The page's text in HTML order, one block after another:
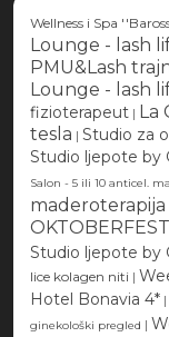
Wellness i Spa
Lounge - lash
PMU&Lash
Lounge - lash
fizioterapeut | La
tesla | Studio za
Studio ljepote by
Salon - 5 ili 10 anticel.
maderoterapija
Studio ljepote by
lice kolagen niti |
Hotel Bonavia 4* |
ginekološki pregled |